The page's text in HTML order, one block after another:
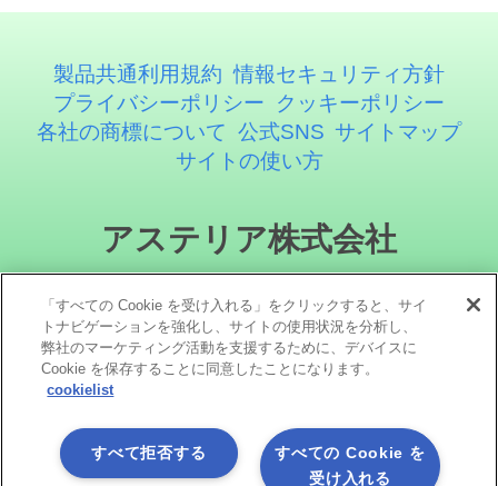
製品共通利用規約 情報セキュリティ方針
プライバシーポリシー
クッキーポリシー
各社の商標について 公式SNS サイトマップ
サイトの使い方
アステリア株式会社
ソーシャルメディア
「すべての Cookie を受け入れる」をクリックすると、サイ
トナビゲーションを強化し、サイトの使用状況を分析し、
弊社のマーケティング活動を支援するために、デバイスに
Cookie を保存することに同意したことになります。
cookielist
すべての Cookie を
受け入れる
すべて拒否する